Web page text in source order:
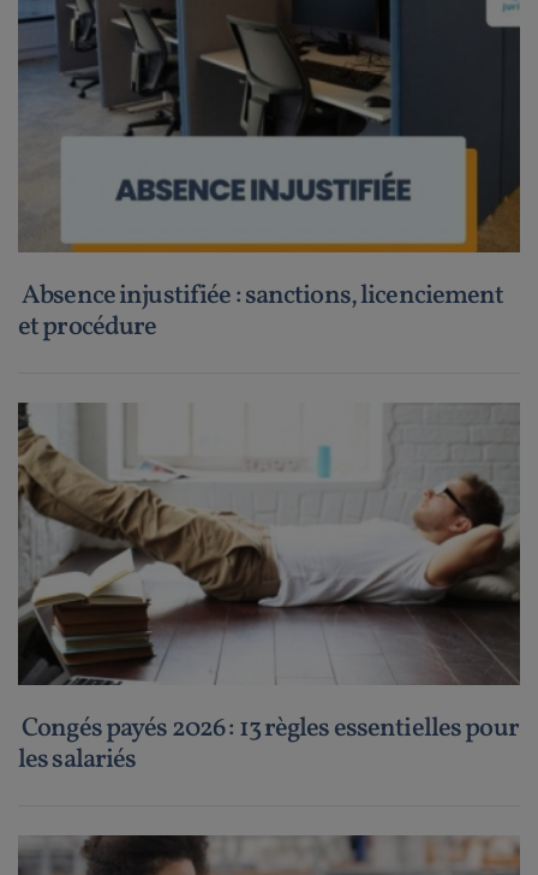
Absence injustifiée : sanctions, licenciement
et procédure
Congés payés 2026 : 13 règles essentielles pour
les salariés